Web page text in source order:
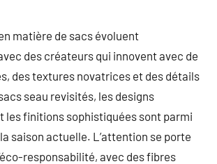
matière de sacs évoluent
des créateurs qui innovent avec de
des textures novatrices et des détails
seau revisités, les designs
les finitions sophistiquées sont parmi
saison actuelle. L’attention se porte
responsabilité, avec des fibres